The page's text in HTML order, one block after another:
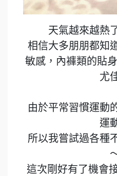
天氣越來越熱
相信大多朋朋都知
敏感，內褲類的貼
尤
由於平常習慣運動
運
所以我嘗試過各種
這次剛好有了機會